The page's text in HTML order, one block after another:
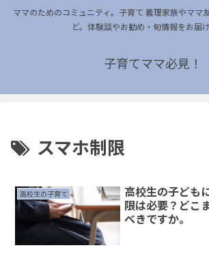
ママのためのコミュニティ。子育て 義理家族やママ
ど。体験談やお勧め・旬情報をお届
子育てママ必見！
スマホ制限
高校生の子育て
高校生の子ども
限は必要？どこ
べきですか。